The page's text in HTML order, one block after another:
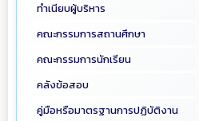
ทำเนียบผู้บริหาร
คณะกรรมการสถานศึกษา
คณะกรรมการนักเรียน
คลังข้อสอบ
คู่มือหรือมาตรฐานการปฏิบัติงาน